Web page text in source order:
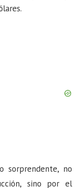
sorprendente, no
sino por el